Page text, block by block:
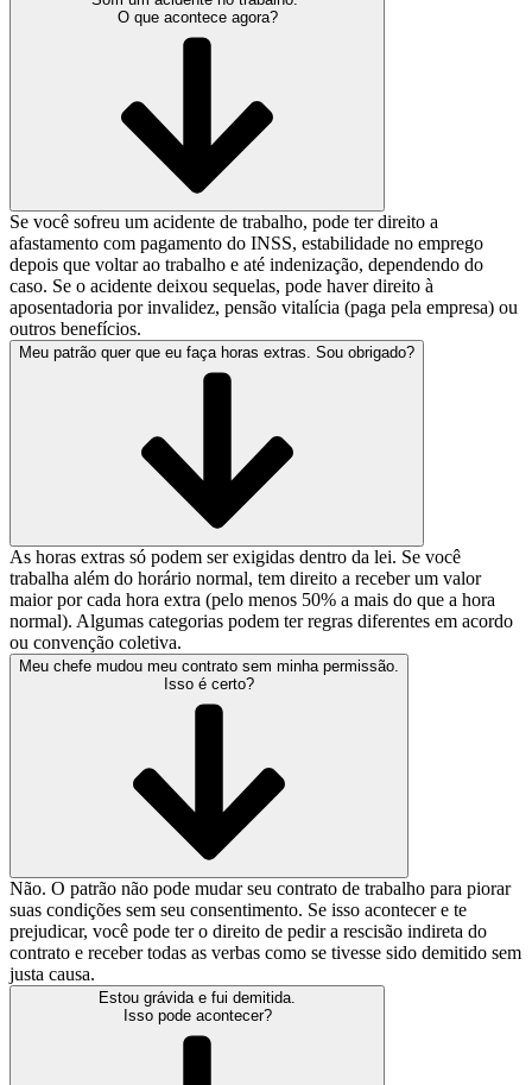
O que acontece agora?
Se você sofreu um acidente de trabalho, pode ter direito a
afastamento com pagamento do INSS, estabilidade no emprego
depois que voltar ao trabalho e até indenização, dependendo do
caso. Se o acidente deixou sequelas, pode haver direito à
aposentadoria por invalidez, pensão vitalícia (paga pela empresa) ou
outros benefícios.
Meu patrão quer que eu faça horas extras. Sou obrigado?
As horas extras só podem ser exigidas dentro da lei. Se você
trabalha além do horário normal, tem direito a receber um valor
maior por cada hora extra (pelo menos 50% a mais do que a hora
normal). Algumas categorias podem ter regras diferentes em acordo
ou convenção coletiva.
Meu chefe mudou meu contrato sem minha permissão.
Isso é certo?
Não. O patrão não pode mudar seu contrato de trabalho para piorar
suas condições sem seu consentimento. Se isso acontecer e te
prejudicar, você pode ter o direito de pedir a rescisão indireta do
contrato e receber todas as verbas como se tivesse sido demitido sem
justa causa.
Estou grávida e fui demitida.
Isso pode acontecer?